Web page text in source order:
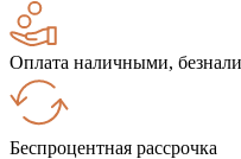
Оплата наличными,
Беспроцентная рассрочка